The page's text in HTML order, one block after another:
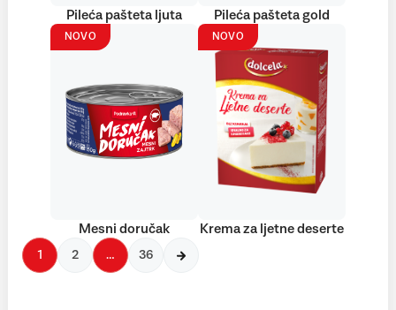
Pileća pašteta ljuta Pileća pašteta gold
NOVO
Mesni doručak
NOVO
Krema za ljetne deserte
1 2 … 36